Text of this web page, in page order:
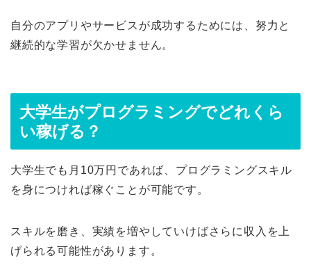
自分のアプリやサービスが成功するためには、努力と
継続的な学習が欠かせません。
大学生がプログラミングでどれくら
い稼げる？
大学生でも月10万円であれば、プログラミングスキル
を身につければ稼ぐことが可能です。
スキルを磨き、実績を増やしていけばさらに収入を上
げられる可能性があります。